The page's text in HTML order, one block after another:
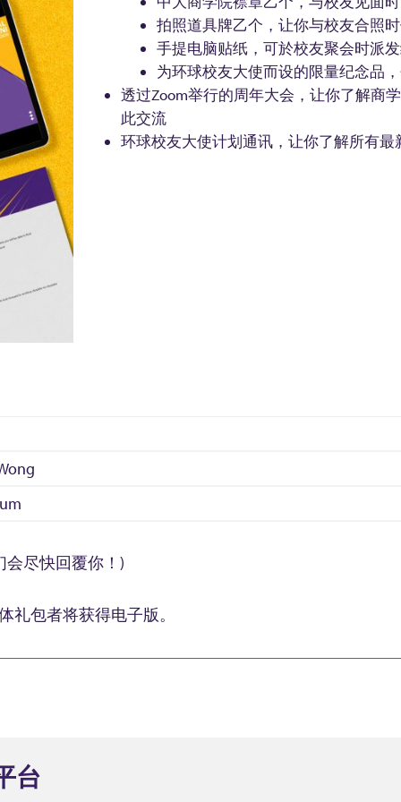
拍照道具牌乙个，让你与校友合照
手提电脑贴纸，可於校友聚会时派
为环球校友大使而设的限量纪念品
透过Zoom举行的周年大会，让你了解商
此交流
环球校友大使计划通讯，让你了解所有最
会尽快回覆你！)
礼包者将获得电子版。
台